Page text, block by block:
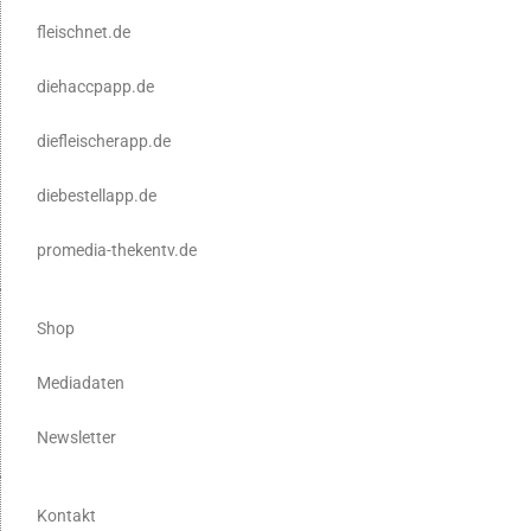
fleischnet.de
diehaccpapp.de
diefleischerapp.de
diebestellapp.de
promedia-thekentv.de
Shop
Mediadaten
Newsletter
Kontakt